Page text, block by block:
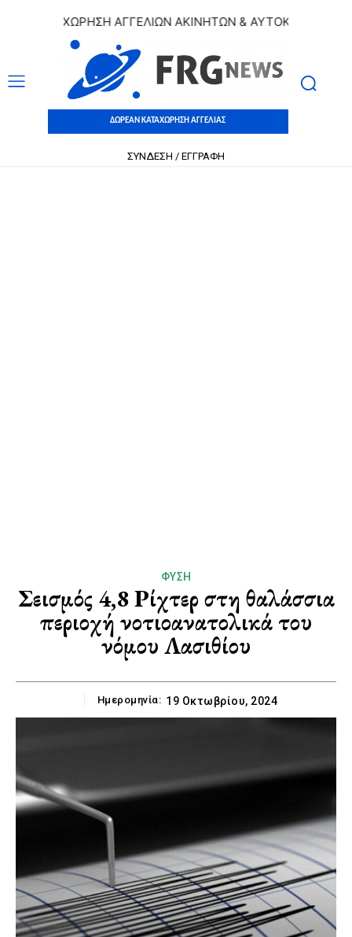
ΚΑΤΑΧΩΡΗΣΗ ΑΓΓΕΛΙΩΝ ΑΚΙΝΗΤΩΝ & ΑΥΤΟΚΙΝΗΤΩΝ |
ΔΩΡΕΑΝ ΚΑΤΑΧΩΡΗΣΗ ΑΓΓΕΛΙΑΣ
ΣΥΝΔΕΣΗ / ΕΓΓΡΑΦΗ
ΦΎΣΗ
Σεισμός 4,8 Ρίχτερ στη θαλάσσια
περιοχή νοτιοανατολικά του
νόμου Λασιθίου
Ημερομηνία: 19 Οκτωβρίου, 2024